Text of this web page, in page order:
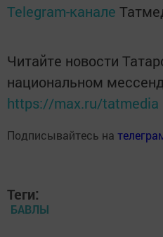
Telegram-канале
Читайте новости
национальном
https://max.ru/tatmedia
Подписывайтесь на
Теги:
БАВЛЫ